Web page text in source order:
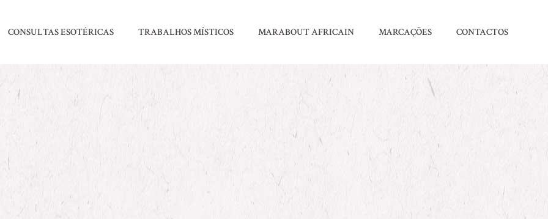
CONSULTAS ESOTÉRICAS TRABALHOS MÍSTICOS MARABOUT AFRICAIN MARCAÇÕES CONTACTOS